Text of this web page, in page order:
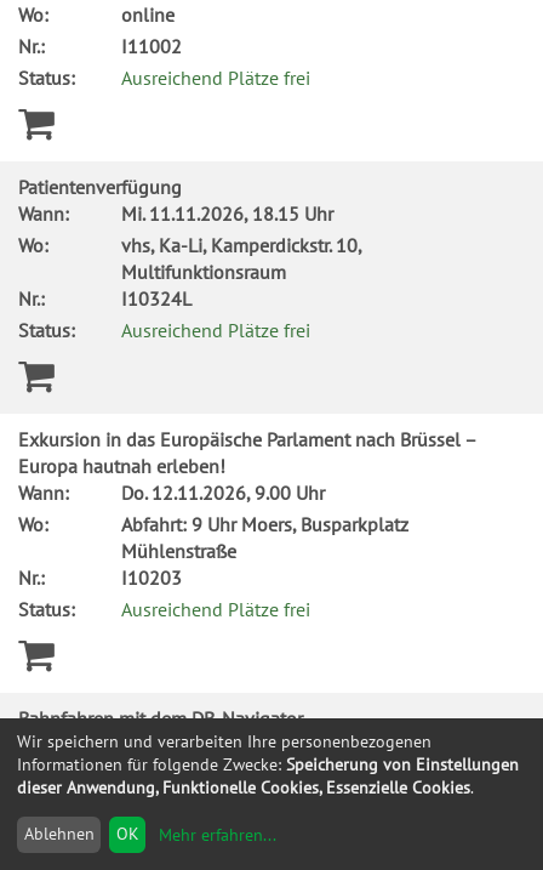
Wo:
online
Nr.:
I11002
Status:
Ausreichend Plätze frei
Patientenverfügung
Wann:
Mi.11.11.2026, 18.15 Uhr
Wo:
vhs, Ka-Li, Kamperdickstr. 10,
Multifunktionsraum
Nr.:
I10324L
Status:
Ausreichend Plätze frei
Exkursion in das Europäische Parlament nach Brüssel –
Europa hautnah erleben!
Wann:
Do.12.11.2026, 9.00 Uhr
Wo:
Abfahrt: 9 Uhr Moers, Busparkplatz
Mühlenstraße
Nr.:
I10203
Status:
Ausreichend Plätze frei
Bahnfahren mit dem DB-Navigator
Wann:
Do.12.11.2026, 15.00 Uhr
Wo:
vhs, Wilhelm-Schroeder-Str. 10, 1.OG,
Wohnzimmer
Nr.:
I10914
Wir speichern und verarbeiten Ihre personenbezogenen
Informationen für folgende Zwecke: Speicherung von Einstellungen
dieser Anwendung, Funktionelle Cookies, Essenzielle Cookies.
Ablehnen OK Mehr erfahren...